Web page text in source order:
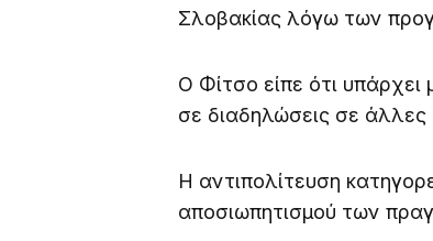
Σλοβακίας λόγω των
Ο Φίτσο είπε ότι υπάρχει
σε διαδηλώσεις σε άλλες
Η αντιπολίτευση
αποσιωπητισμού των